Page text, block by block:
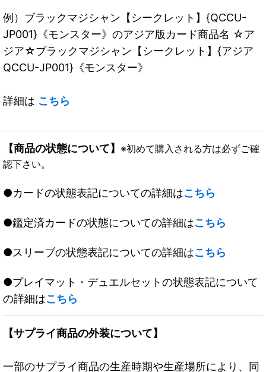
例）ブラックマジシャン【シークレット】{QCCU-
JP001}《モンスター》のアジア版カード商品名 ☆ア
ジア☆ブラックマジシャン【シークレット】{アジア
QCCU-JP001}《モンスター》
詳細は こちら
【商品の状態について】 ※初めて購入される方は必ずご確
認下さい。
●カードの状態表記についての詳細はこちら
●鑑定済カードの状態についての詳細はこちら
●スリーブの状態表記についての詳細はこちら
●プレイマット・デュエルセットの状態表記について
の詳細はこちら
【サプライ商品の外装について】
一部のサプライ商品の生産時期や生産場所により、同